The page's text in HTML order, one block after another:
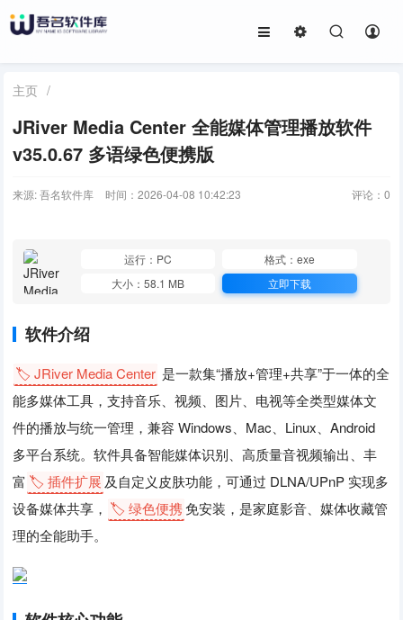
主页 /
JRiver Media Center 全能媒体管理播放软件
v35.0.67 多语绿色便携版
来源: 吾名软件库 时间：2026-04-08 10:42:23 评论： 0
运行：PC
格式：exe
大小：58.1 MB
立即下载
软件介绍
🏷️ JRiver Media Center 是一款集“播放+管理+共享”于一体的全
能多媒体工具，支持音乐、视频、图片、电视等全类型媒体文
件的播放与统一管理，兼容 Windows、Mac、Linux、Android
多平台系统。软件具备智能媒体识别、高质量音视频输出、丰
富 🏷️ 插件扩展 及自定义皮肤功能，可通过 DLNA/UPnP 实现多
设备媒体共享， 🏷️ 绿色便携免安装，是家庭影音、媒体收藏管
理的全能助手。